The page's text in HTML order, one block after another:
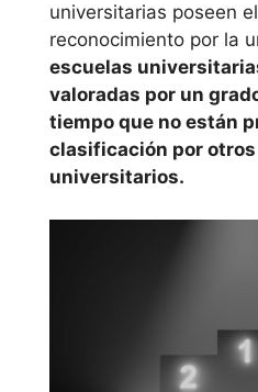
Ramón
Rovira i
Vic
Alfonso X
universitarias poseen
reconocimiento por la
escuelas
valoradas por un
tiempo que no están
clasificación por
universitarios.